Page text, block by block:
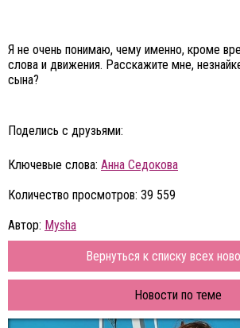
Я не очень понимаю, чему именно, кроме
слова и движения. Расскажите мне,
сына?
Поделись с друзьями:
Ключевые слова: Анна Седокова
Количество просмотров: 39 559
Автор: Mysha
Вернуться к списку всех
Новости по теме